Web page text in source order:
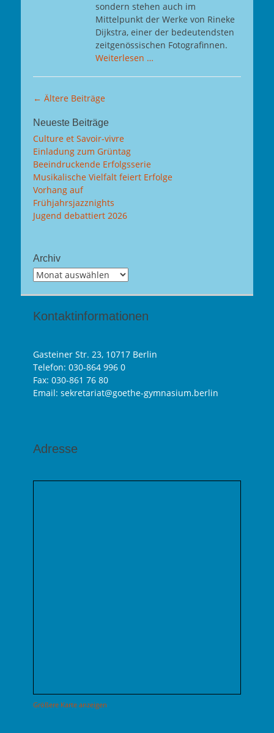
sondern stehen auch im
Mittelpunkt der Werke von Rineke
Dijkstra, einer der bedeutendsten
zeitgenössischen Fotografinnen.
Weiterlesen …
Beitragsnavigation
← Ältere Beiträge
Neueste Beiträge
Culture et Savoir-vivre
Einladung zum Grüntag
Beeindruckende Erfolgsserie
Musikalische Vielfalt feiert Erfolge
Vorhang auf
Frühjahrsjazznights
Jugend debattiert 2026
Archiv
Archiv
Kontaktinformationen
Gasteiner Str. 23, 10717 Berlin
Telefon: 030-864 996 0
Fax: 030-861 76 80
Email: sekretariat@goethe-gymnasium.berlin
Adresse
Größere Karte anzeigen